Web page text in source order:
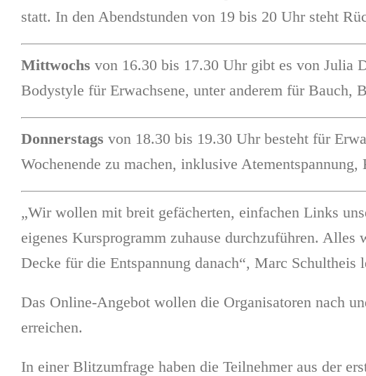
statt. In den Abendstunden von 19 bis 20 Uhr steht
Mittwochs von 16.30 bis 17.30 Uhr gibt es von Julia
Bodystyle für Erwachsene, unter anderem für Bauch,
Donnerstags von 18.30 bis 19.30 Uhr besteht für
Wochenende zu machen, inklusive
„Wir wollen mit breit gefächerten, einfachen Links
eigenes Kursprogramm zuhause durchzuführen.
Decke für die Entspannung danach“, Marc
Das Online-Angebot wollen die Organisatoren nach
erreichen.
In einer Blitzumfrage haben die Teilnehmer aus der